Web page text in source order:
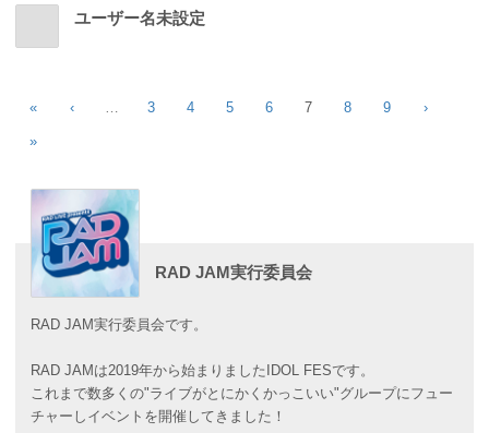
ユーザー名未設定
« ‹ … 3 4 5 6 7 8 9 ›
»
RAD JAM実行委員会
RAD JAM実行委員会です。
RAD JAMは2019年から始まりましたIDOL FESです。
これまで数多くの"ライブがとにかくかっこいい"グループにフュー
チャーしイベントを開催してきました！